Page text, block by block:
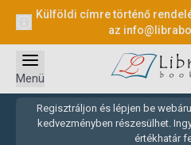
Külföldi címre történő
az
Regisztráljon és lépjen be
kedvezményben részesülhet.
értékhatár
Menü